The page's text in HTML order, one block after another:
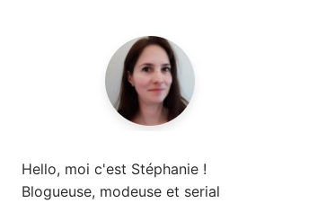
Hello, moi c'est Stéphanie !
Blogueuse, modeuse et serial